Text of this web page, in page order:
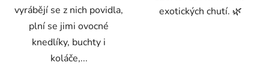
vyrábějí se z nich povidla,
plní se jimi ovocné
knedlíky, buchty i
koláče,...
exotických chutí. 🌿